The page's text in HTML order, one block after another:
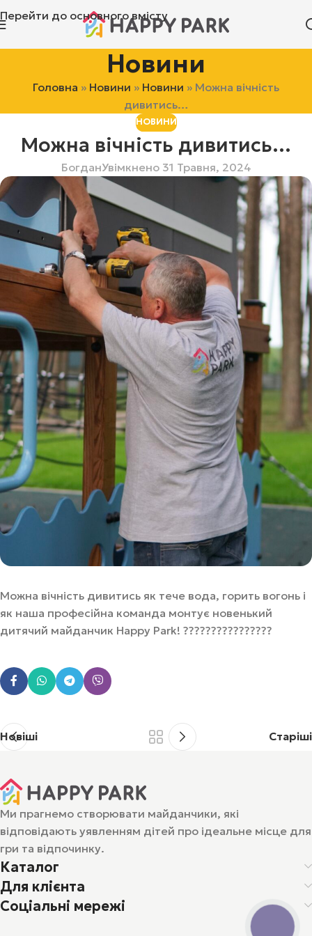
Перейти до основного вмісту
Новини
Головна » Новини » Новини » Можна вічність
дивитись…
НОВИНИ
Можна вічність дивитись…
БогданУвімкнено 31 Травня, 2024
Можна вічність дивитись як тече вода, горить вогонь і
як наша професійна команда монтує новенький
дитячий майданчик Happy Park! ????️????????‍????
Новіші Старіші
Ми прагнемо створювати майданчики, які
відповідають уявленням дітей про ідеальне місце для
гри та відпочинку.
Каталог
Для клієнта
Соціальні мережі